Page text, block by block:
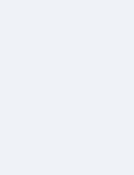
2月のおす
パーセール